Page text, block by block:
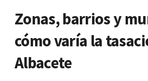
Zonas, barrios y
cómo varía la
Albacete